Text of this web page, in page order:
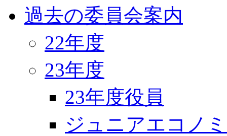
過去の委員会案内
22年度
23年度
23年度役員
ジュニアエコノ